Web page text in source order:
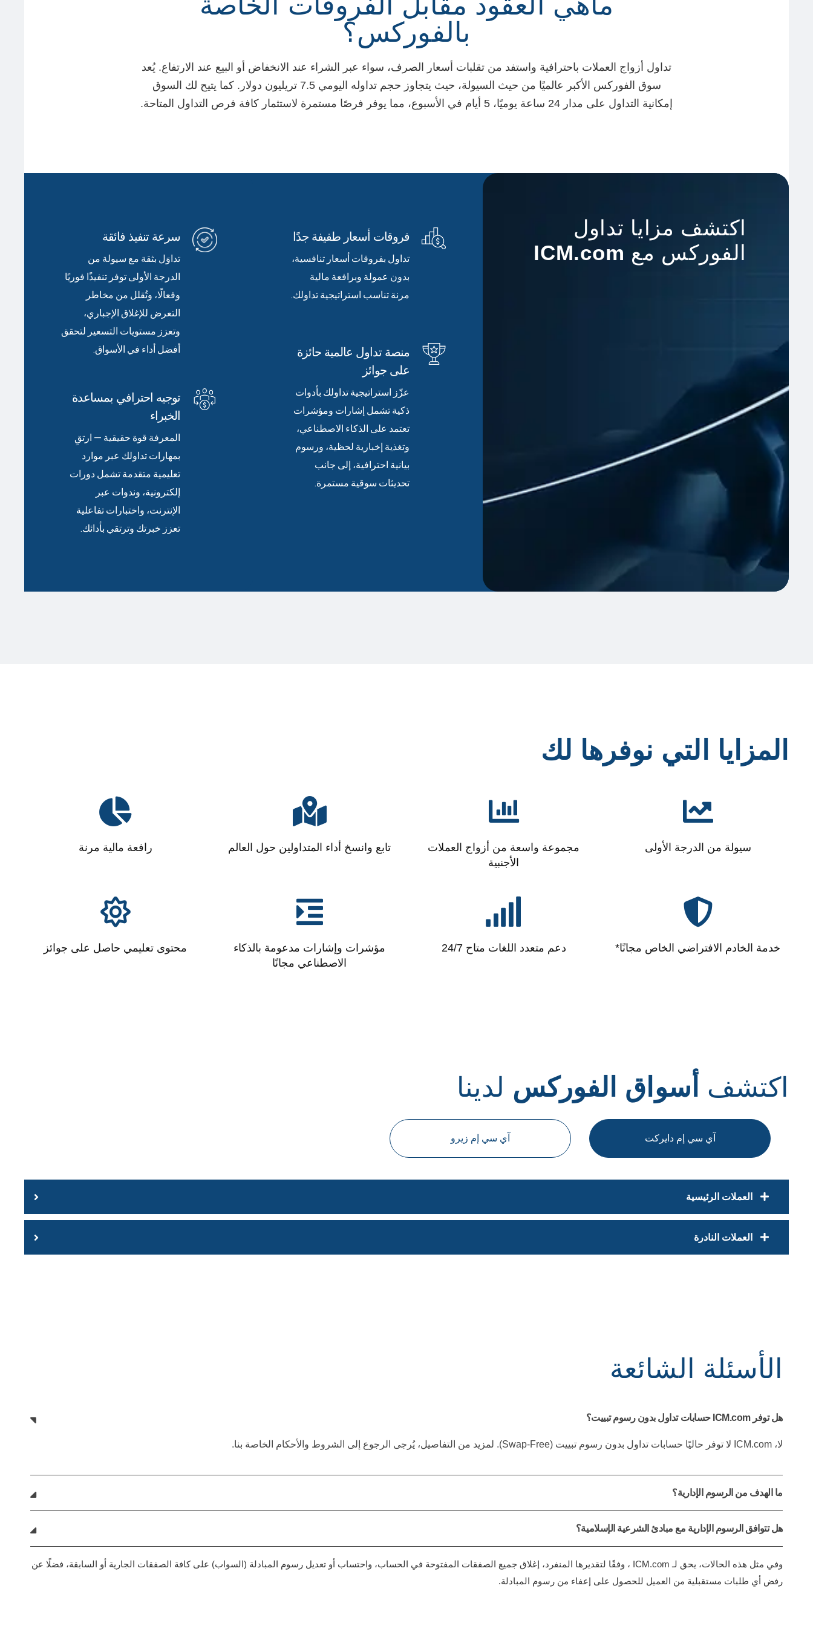
بالفوركس؟
تداول أزواج العملات باحترافية واستفد من تقلبات أسعار الصرف، سواء عبر الشراء عند الانخفاض أو البيع عند الارتفاع. يُعد
سوق الفوركس الأكبر عالميًا من حيث السيولة، حيث يتجاوز حجم تداوله اليومي 7.5 تريليون دولار. كما يتيح لك السوق
إمكانية التداول على مدار 24 ساعة يوميًا، 5 أيام في الأسبوع، مما يوفر فرصًا مستمرة لاستثمار كافة فرص التداول المتاحة.
اكتشف مزايا تداول
الفوركس مع ICM.com
فروقات أسعار طفيفة جدًا
تداول بفروقات أسعار تنافسية،
بدون عمولة وبرافعة مالية
مرنة تناسب استراتيجية تداولك.
منصة تداول عالمية حائزة
على جوائز
عزّز استراتيجية تداولك بأدوات
ذكية تشمل إشارات ومؤشرات
تعتمد على الذكاء الاصطناعي،
وتغذية إخبارية لحظية، ورسوم
بيانية احترافية، إلى جانب
تحديثات سوقية مستمرة.
سرعة تنفيذ فائقة
تداوَل بثقة مع سيولة من
الدرجة الأولى توفر تنفيذًا فوريًا
وفعالًا، وتُقلل من مخاطر
التعرض للإغلاق الإجباري،
وتعزز مستويات التسعير لتحقق
أفضل أداء في الأسواق.
توجيه احترافي بمساعدة
الخبراء
المعرفة قوة حقيقية — ارتقِ
بمهارات تداولك عبر موارد
تعليمية متقدمة تشمل دورات
إلكترونية، وندوات عبر
الإنترنت، واختبارات تفاعلية
تعزز خبرتك وترتقي بأدائك.
المزايا التي نوفرها لك
سيولة من الدرجة الأولى
مجموعة واسعة من أزواج العملات
الأجنبية
تابع وانسخ أداء المتداولين حول العالم رافعة مالية مرنة
خدمة الخادم الافتراضي الخاص مجانًا* دعم متعدد اللغات متاح 24/7
مؤشرات وإشارات مدعومة بالذكاء
الاصطناعي مجانًا
محتوى تعليمي حاصل على جوائز
اكتشف أسواق الفوركس لدينا
آي سي إم دايركت آي سي إم زيرو
العملات الرئيسية
العملات النادرة
الأسئلة الشائعة
هل توفر ICM.com حسابات تداول بدون رسوم تبييت؟
لا، ICM.com لا توفر حاليًا حسابات تداول بدون رسوم تبييت (Swap-Free). لمزيد من التفاصيل، يُرجى الرجوع إلى الشروط والأحكام الخاصة بنا.
ما الهدف من الرسوم الإدارية؟
هل تتوافق الرسوم الإدارية مع مبادئ الشرعية الإسلامية؟
وفي مثل هذه الحالات، يحق لـ ICM.com ، وفقًا لتقديرها المنفرد، إغلاق جميع الصفقات المفتوحة في الحساب، واحتساب أو تعديل رسوم المبادلة (السواب) على كافة الصفقات الجارية أو السابقة، فضلًا عن
رفض أي طلبات مستقبلية من العميل للحصول على إعفاء من رسوم المبادلة.